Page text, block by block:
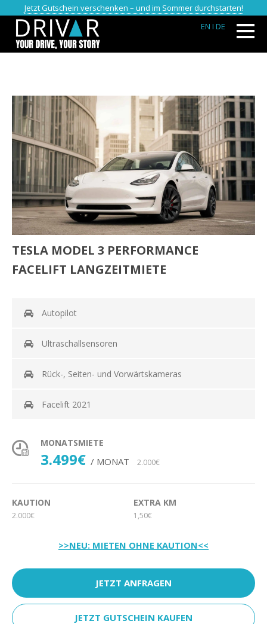
Jetzt Gutschein verschenken – und im Sommer durchstarten!
EN I DE
TESLA MODEL 3 PERFORMANCE
FACELIFT LANGZEITMIETE
Autopilot
Ultraschallsensoren
Rück-, Seiten- und Vorwärtskameras
Facelift 2021
MONATSMIETE
3.499€ / MONAT 2.000€
KAUTION
2.000€
EXTRA KM
1,50€
>>NEU: MIETEN OHNE KAUTION<<
JETZT ANFRAGEN
JETZT GUTSCHEIN KAUFEN